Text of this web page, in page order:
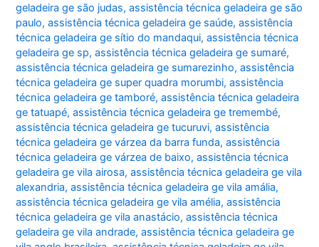
geladeira ge são judas,assistência técnica geladeira ge são
paulo,assistência técnica geladeira ge saúde,assistência
técnica geladeira ge sítio do mandaqui,assistência técnica
geladeira ge sp,assistência técnica geladeira ge sumaré,
assistência técnica geladeira ge sumarezinho,assistência
técnica geladeira ge super quadra morumbi,assistência
técnica geladeira ge tamboré,assistência técnica geladeira
ge tatuapé,assistência técnica geladeira ge tremembé,
assistência técnica geladeira ge tucuruvi,assistência
técnica geladeira ge várzea da barra funda,assistência
técnica geladeira ge várzea de baixo,assistência técnica
geladeira ge vila airosa,assistência técnica geladeira ge vila
alexandria,assistência técnica geladeira ge vila amália,
assistência técnica geladeira ge vila amélia,assistência
técnica geladeira ge vila anastácio,assistência técnica
geladeira ge vila andrade,assistência técnica geladeira ge